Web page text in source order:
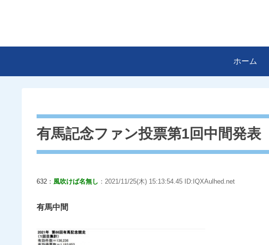
ホーム
有馬記念ファン投票第1回中間発表
632： 風吹けば名無し ：2021/11/25(木) 15:13:54.45 ID:IQXAulhed.net
有馬中間